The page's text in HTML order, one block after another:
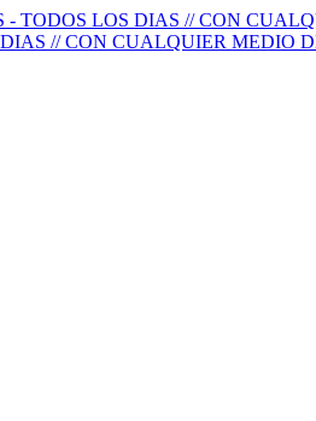
- TODOS LOS DIAS // CON
// CON CUALQUIER MEDIO